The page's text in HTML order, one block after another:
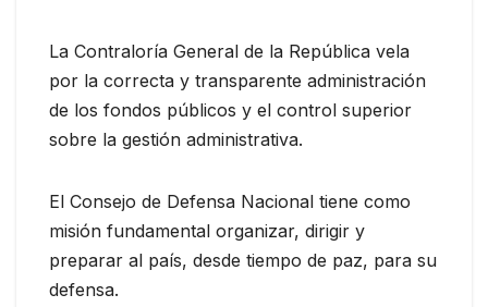
La Contraloría General de la República vela
por la correcta y transparente administración
de los fondos públicos y el control superior
sobre la gestión administrativa.
El Consejo de Defensa Nacional tiene como
misión fundamental organizar, dirigir y
preparar al país, desde tiempo de paz, para su
defensa.